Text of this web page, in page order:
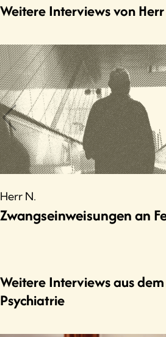
Weitere Interviews von
Herr N.
Zwangseinweisungen an
Weitere Interviews aus
Psychiatrie